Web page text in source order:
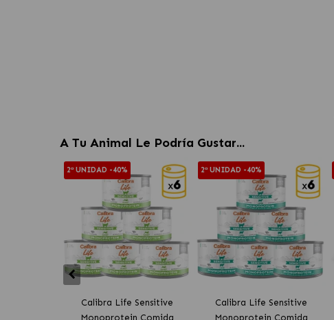
A Tu Animal Le Podría Gustar...
2ª UNIDAD -40%
Calibra Life Sensitive
Monoprotein Comida
2ª UNIDAD -40%
Calibra Life Sensitive
Monoprotein Comida